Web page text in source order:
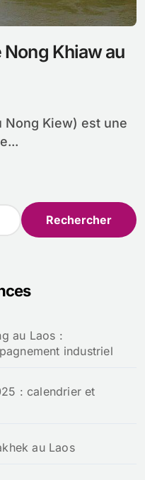
Khiaw au
au Laos :
industriel
: calendrier et
au Laos